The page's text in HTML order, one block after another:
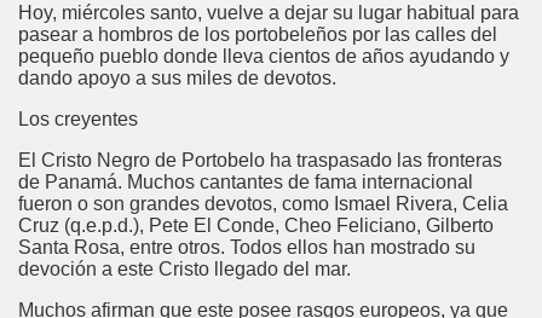
Hoy, miércoles santo, vuelve a dejar su lugar habitual para
pasear a hombros de los portobeleños por las calles del
pequeño pueblo donde lleva cientos de años ayudando y
dando apoyo a sus miles de devotos.
Los creyentes
El Cristo Negro de Portobelo ha traspasado las fronteras
de Panamá. Muchos cantantes de fama internacional
fueron o son grandes devotos, como Ismael Rivera, Celia
Cruz (q.e.p.d.), Pete El Conde, Cheo Feliciano, Gilberto
Santa Rosa, entre otros. Todos ellos han mostrado su
devoción a este Cristo llegado del mar.
Muchos afirman que este posee rasgos europeos, ya que